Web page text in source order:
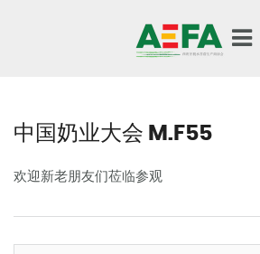
中国奶业大会 M.F55
欢迎新老朋友们莅临参观